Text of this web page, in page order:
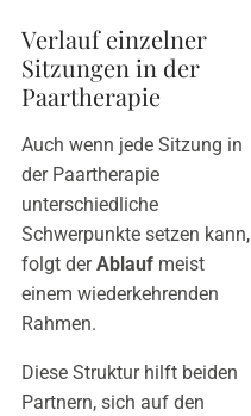
Verlauf einzelner
Sitzungen in der
Paartherapie
Auch wenn jede Sitzung in
der Paartherapie
unterschiedliche
Schwerpunkte setzen kann,
folgt derAblauf meist
einem wiederkehrenden
Rahmen.
Diese Struktur hilft beiden
Partnern, sich auf den